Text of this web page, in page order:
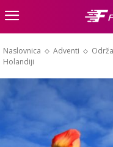
Naslovnica Adventi
Holandiji